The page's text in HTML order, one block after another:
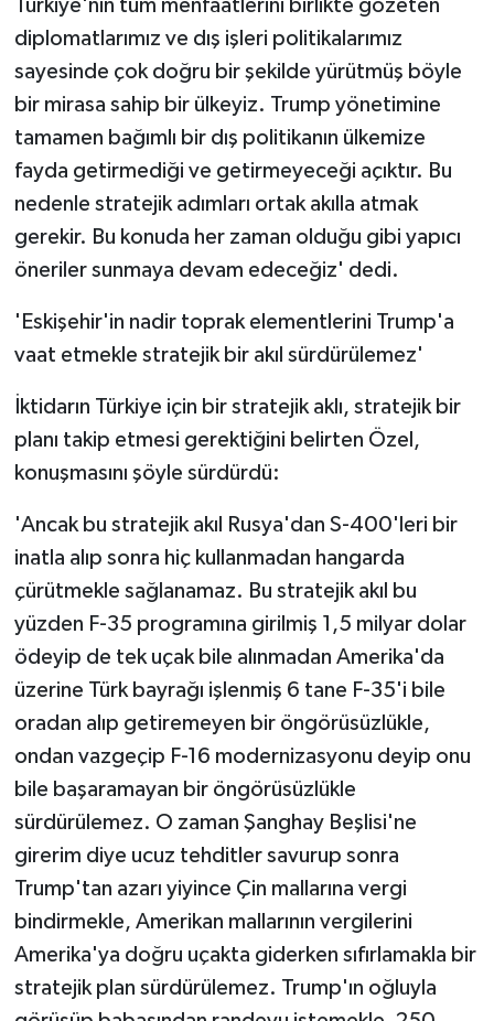
Türkiye'nin tüm menfaatlerini birlikte gözeten
diplomatlarımız ve dış işleri politikalarımız
sayesinde çok doğru bir şekilde yürütmüş böyle
bir mirasa sahip bir ülkeyiz. Trump yönetimine
tamamen bağımlı bir dış politikanın ülkemize
fayda getirmediği ve getirmeyeceği açıktır. Bu
nedenle stratejik adımları ortak akılla atmak
gerekir. Bu konuda her zaman olduğu gibi yapıcı
öneriler sunmaya devam edeceğiz' dedi.
'Eskişehir'in nadir toprak elementlerini Trump'a
vaat etmekle stratejik bir akıl sürdürülemez'
İktidarın Türkiye için bir stratejik aklı, stratejik bir
planı takip etmesi gerektiğini belirten Özel,
konuşmasını şöyle sürdürdü:
'Ancak bu stratejik akıl Rusya'dan S-400'leri bir
inatla alıp sonra hiç kullanmadan hangarda
çürütmekle sağlanamaz. Bu stratejik akıl bu
yüzden F-35 programına girilmiş 1,5 milyar dolar
ödeyip de tek uçak bile alınmadan Amerika'da
üzerine Türk bayrağı işlenmiş 6 tane F-35'i bile
oradan alıp getiremeyen bir öngörüsüzlükle,
ondan vazgeçip F-16 modernizasyonu deyip onu
bile başaramayan bir öngörüsüzlükle
sürdürülemez. O zaman Şanghay Beşlisi'ne
girerim diye ucuz tehditler savurup sonra
Trump'tan azarı yiyince Çin mallarına vergi
bindirmekle, Amerikan mallarının vergilerini
Amerika'ya doğru uçakta giderken sıfırlamakla bir
stratejik plan sürdürülemez. Trump'ın oğluyla